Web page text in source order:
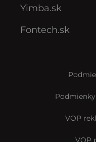
Yimba.sk
Fontech.sk
VOP
VOP